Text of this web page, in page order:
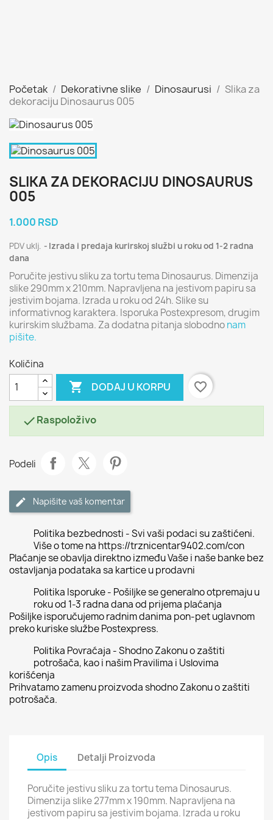
Početak Dekorativne slike Dinosaurusi
Slika za
dekoraciju Dinosaurus 005
SLIKA ZA DEKORACIJU DINOSAURUS
005
1.000 RSD
PDV uklj.
Izrada i predaja kurirskoj službi u roku od 1-2 radna
dana
Poručite jestivu sliku za tortu tema Dinosaurus. Dimenzija
slike 290mm x 210mm. Napravljena na jestivom papiru sa
jestivim bojama. Izrada u roku od 24h. Slike su
informativnog karaktera. Isporuka Postexpresom, drugim
kurirskim službama. Za dodatna pitanja slobodnonam
pišite.
Količina
 DODAJ U KORPU favorite_border
Raspoloživo
Podeli
Napišite vaš komentar
Politika bezbednosti - Svi vaši podaci su zaštićeni.
Više o tome na https://trznicentar9402.com/con
Plaćanje se obavlja direktno između Vaše i naše banke bez
ostavljanja podataka sa kartice u prodavni
Politika Isporuke - Pošiljke se generalno otpremaju u
roku od 1-3 radna dana od prijema plaćanja
Pošiljke isporučujemo radnim danima pon-pet uglavnom
preko kuriske službe Postexpress.
Politika Povraćaja - Shodno Zakonu o zaštiti
potrošača, kao i našim Pravilima i Uslovima
korišćenja
Prihvatamo zamenu proizvoda shodno Zakonu o zaštiti
potrošača.
Opis Detalji Proizvoda
Poručite jestivu sliku za tortu tema Dinosaurus.
Dimenzija slike 277mm x 190mm. Napravljena na
jestivom papiru sa jestivim bojama. Izrada u roku